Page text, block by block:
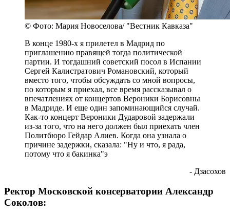
© Фото: Мария Новоселова/ "Вестник Кавказа"
В конце 1980-х я прилетел в Мадрид по
приглашению правящей тогда политической
партии. И тогдашний советский посол в Испании
Сергей Калистратович Романовский, который
вместо того, чтобы обсуждать со мной вопросы,
по которым я приехал, все время рассказывал о
впечатлениях от концертов Вероники Борисовны
в Мадриде. И еще один запоминающийся случай.
Как-то концерт Вероники Дударовой задержали
из-за того, что на него должен был приехать член
Политбюро Гейдар Алиев. Когда она узнала о
причине задержки, сказала: "Ну и что, я рада,
потому что я бакинка"э
- Дзасохов
Ректор Московской консерватории Александр
Соколов: